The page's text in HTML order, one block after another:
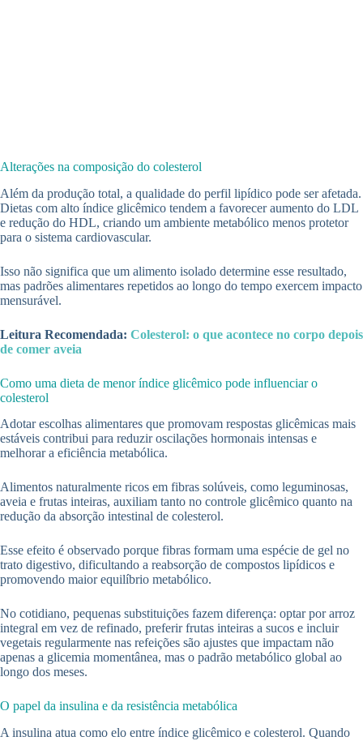
Alterações na composição do colesterol
Além da produção total, a qualidade do perfil lipídico pode ser afetada.
Dietas com alto índice glicêmico tendem a favorecer aumento do LDL
e redução do HDL, criando um ambiente metabólico menos protetor
para o sistema cardiovascular.
Isso não significa que um alimento isolado determine esse resultado,
mas padrões alimentares repetidos ao longo do tempo exercem impacto
mensurável.
Leitura Recomendada: Colesterol: o que acontece no corpo depois
de comer aveia
Como uma dieta de menor índice glicêmico pode influenciar o
colesterol
Adotar escolhas alimentares que promovam respostas glicêmicas mais
estáveis contribui para reduzir oscilações hormonais intensas e
melhorar a eficiência metabólica.
Alimentos naturalmente ricos em fibras solúveis, como leguminosas,
aveia e frutas inteiras, auxiliam tanto no controle glicêmico quanto na
redução da absorção intestinal de colesterol.
Esse efeito é observado porque fibras formam uma espécie de gel no
trato digestivo, dificultando a reabsorção de compostos lipídicos e
promovendo maior equilíbrio metabólico.
No cotidiano, pequenas substituições fazem diferença: optar por arroz
integral em vez de refinado, preferir frutas inteiras a sucos e incluir
vegetais regularmente nas refeições são ajustes que impactam não
apenas a glicemia momentânea, mas o padrão metabólico global ao
longo dos meses.
O papel da insulina e da resistência metabólica
A insulina atua como elo entre índice glicêmico e colesterol. Quando